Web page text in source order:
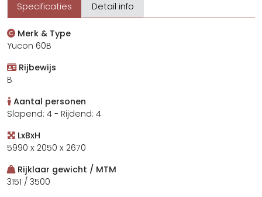
Specificaties Detail info
Merk & Type
Yucon 60B
Rijbewijs
B
Aantal personen
Slapend: 4 - Rijdend: 4
LxBxH
5990 x 2050 x 2670
Rijklaar gewicht / MTM
3151 / 3500